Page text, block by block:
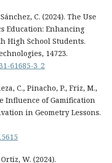
C. (2024). The Use
Education: Enhancing
High School Students.
14723.
61685-3_2
C., Pinacho, P., Friz, M.,
Influence of Gamification
in Geometry Lessons.
W. (2024).